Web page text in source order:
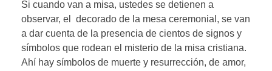
Si cuando van a misa, ustedes se detienen a
observar, el decorado de la mesa ceremonial, se van
a dar cuenta de la presencia de cientos de signos y
símbolos que rodean el misterio de la misa cristiana.
Ahí hay símbolos de muerte y resurrección, de amor,